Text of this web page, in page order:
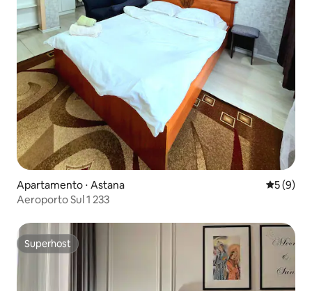
Apartamento ⋅ Astana 5 de
5 (9)
Aeroporto Sul 1 233
Superhost
Superhost